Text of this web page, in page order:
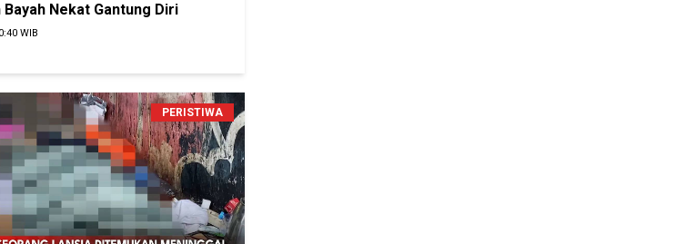
Bayah Nekat Gantung Diri
WIB
PERISTIWA